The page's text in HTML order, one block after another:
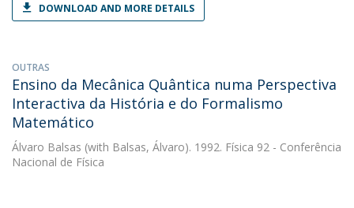
DOWNLOAD AND MORE DETAILS
OUTRAS
Ensino da Mecânica Quântica numa Perspectiva
Interactiva da História e do Formalismo
Matemático
Álvaro Balsas (with Balsas, Álvaro). 1992. Física 92 - Conferência
Nacional de Física